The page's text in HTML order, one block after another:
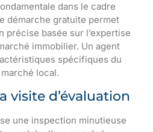
dans le cadre
démarche gratuite permet
précise basée sur l’expertise
immobilier. Un agent
spécifiques du
local.
visite d’évaluation
une inspection minutieuse